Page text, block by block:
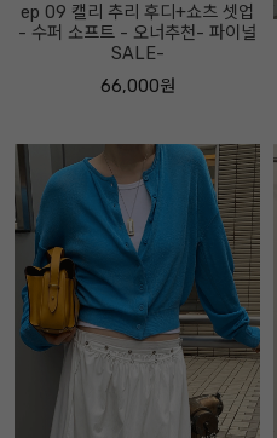
ep 09 캘리 추리 후디+쇼츠 셋업
- 수퍼 소프트 - 오너추천- 파이널
SALE-
66,000원